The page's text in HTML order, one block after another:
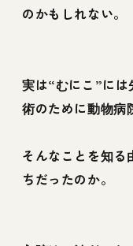
のかもしれない。
実は“むにこ”に
術のために動物病
そんなことを知る
ちだったのか。